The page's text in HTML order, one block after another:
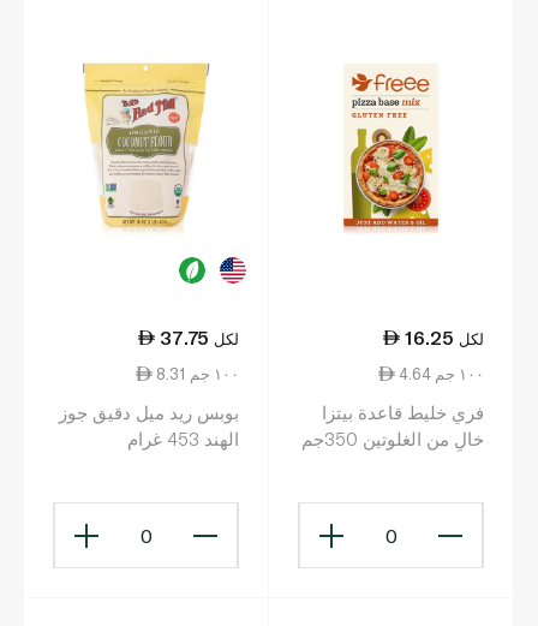
16.25 لكل
4.64 ١٠٠ جم
فري خليط قاعدة بيتزا
خالٍ من الغلوتين 350جم
0
37.75 لكل
8.31 ١٠٠ جم
بوبس ريد ميل دقيق جوز
الهند 453 غرام
0